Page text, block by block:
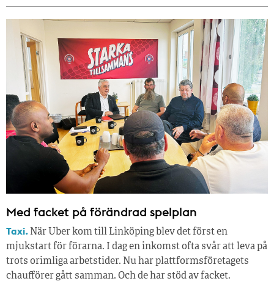
Med facket på förändrad spelplan
Taxi. När Uber kom till Linköping blev det först en
mjukstart för förarna. I dag en inkomst ofta svår att leva på
trots orimliga arbetstider. Nu har plattformsföretagets
chaufförer gått samman. Och de har stöd av facket.